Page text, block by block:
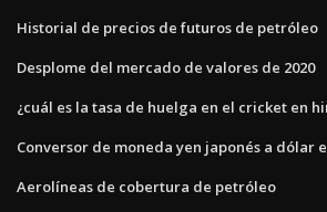
Historial de precios de futuros de petróleo
Desplome del mercado de valores de 2020
¿cuál es la tasa de huelga en el cricket en
Conversor de moneda yen japonés a dólar
Aerolíneas de cobertura de petróleo